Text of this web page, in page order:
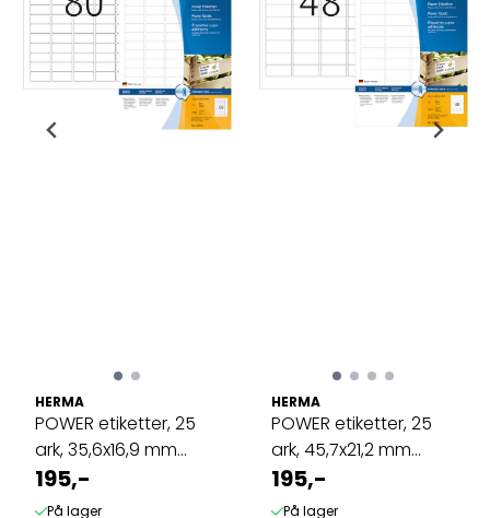
HERMA
POWER etiketter, 25
ark, 35,6x16,9 mm
(2000 stk)
195,-
På lager
HERMA
POWER etiketter, 25
ark, 45,7x21,2 mm
(1200 stk)
195,-
På lager